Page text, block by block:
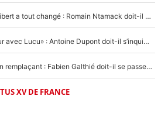
XV de France - Matthieu Jalibert a tout changé : Romain Ntamack doit-il s’inquiéter pour sa place à un an de la Coupe du monde ?
«Le XV de France est meilleur avec Lucu» : Antoine Dupont doit-il s’inquiéter pour sa place ?
Le XV de France a trouvé son remplaçant : Fabien Galthié doit-il se passer d'Antoine Dupont ?
XV DE FRANCE